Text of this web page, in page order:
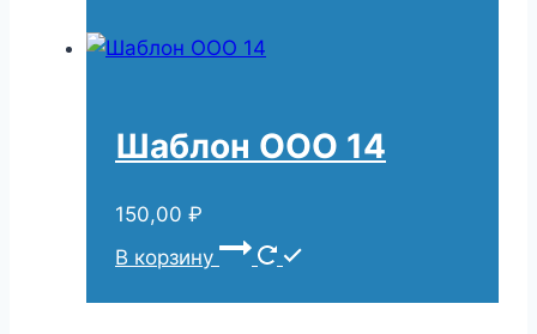
Шаблон ООО 14
150,00 ₽
В корзину